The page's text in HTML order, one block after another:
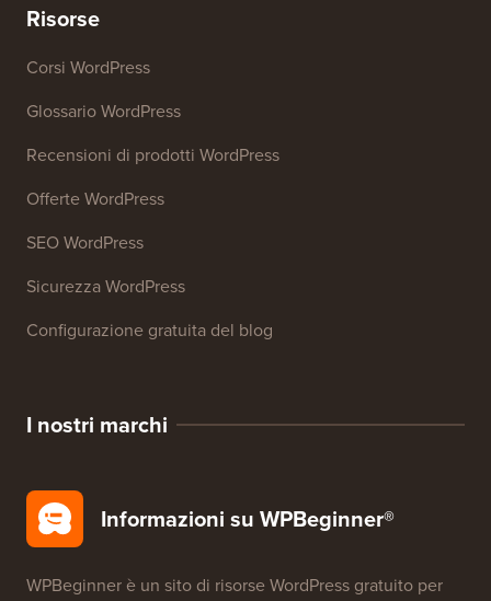
Risorse
Corsi WordPress
Glossario WordPress
Recensioni di prodotti WordPress
Offerte WordPress
SEO WordPress
Sicurezza WordPress
Configurazione gratuita del blog
I nostri marchi
Informazioni su WPBeginner®
WPBeginner è un sito di risorse WordPress gratuito per